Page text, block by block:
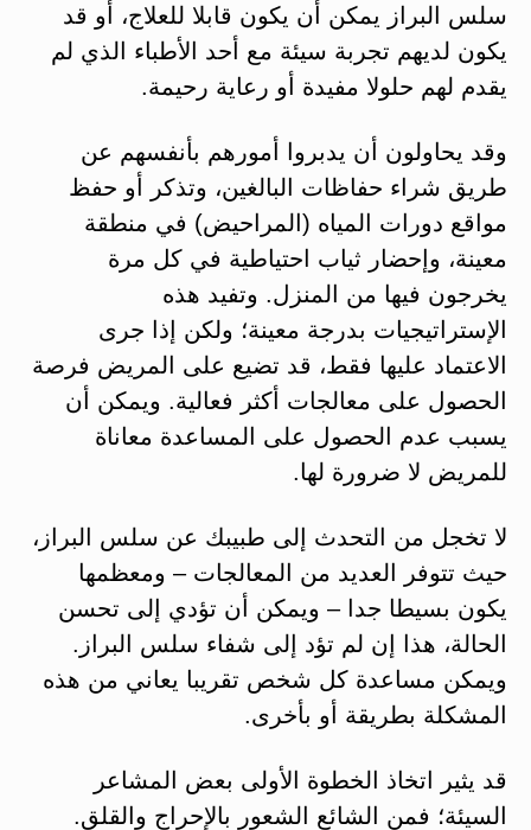
سلس البراز يمكن أن يكون قابلا للعلاج، أو قد
يكون لديهم تجربة سيئة مع أحد الأطباء الذي لم
يقدم لهم حلولا مفيدة أو رعاية رحيمة.
وقد يحاولون أن يدبروا أمورهم بأنفسهم عن
طريق شراء حفاظات البالغين، وتذكر أو حفظ
مواقع دورات المياه (المراحيض) في منطقة
معينة، وإحضار ثياب احتياطية في كل مرة
يخرجون فيها من المنزل. وتفيد هذه
الإستراتيجيات بدرجة معينة؛ ولكن إذا جرى
الاعتماد عليها فقط، قد تضيع على المريض فرصة
الحصول على معالجات أكثر فعالية. ويمكن أن
يسبب عدم الحصول على المساعدة معاناة
للمريض لا ضرورة لها.
لا تخجل من التحدث إلى طبيبك عن سلس البراز،
حيث تتوفر العديد من المعالجات – ومعظمها
يكون بسيطا جدا – ويمكن أن تؤدي إلى تحسن
الحالة، هذا إن لم تؤد إلى شفاء سلس البراز.
ويمكن مساعدة كل شخص تقريبا يعاني من هذه
المشكلة بطريقة أو بأخرى.
قد يثير اتخاذ الخطوة الأولى بعض المشاعر
السيئة؛ فمن الشائع الشعور بالإحراج والقلق.